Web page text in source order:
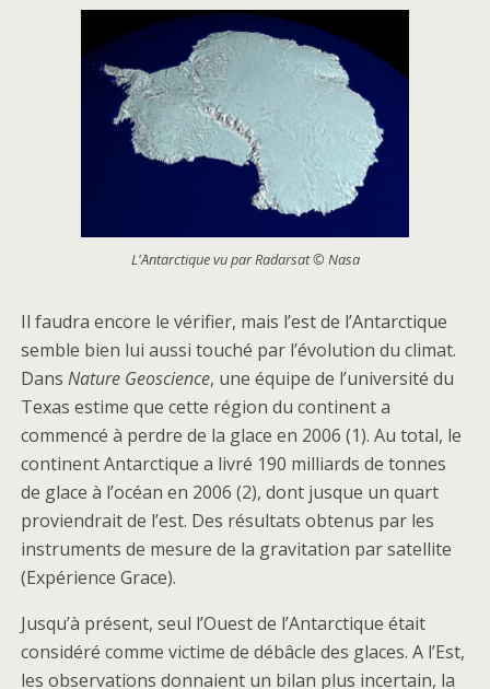
L'Antarctique vu par Radarsat © Nasa
Il faudra encore le vérifier, mais l’est de l’Antarctique
semble bien lui aussi touché par l’évolution du climat.
Dans Nature Geoscience, une équipe de l’université du
Texas estime que cette région du continent a
commencé à perdre de la glace en 2006 (1). Au total, le
continent Antarctique a livré 190 milliards de tonnes
de glace à l’océan en 2006 (2), dont jusque un quart
proviendrait de l’est. Des résultats obtenus par les
instruments de mesure de la gravitation par satellite
(Expérience Grace).
Jusqu’à présent, seul l’Ouest de l’Antarctique était
considéré comme victime de débâcle des glaces. A l’Est,
les observations donnaient un bilan plus incertain, la